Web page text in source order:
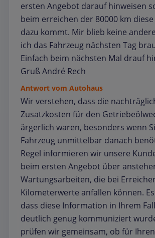
ersten Angebot darauf hinweisen
beim erreichen der 80000 km
dazu kommt. Mir blieb keine
ich das Fahrzeug nächsten Tag
Einfach beim nächsten Mal drauf
Gruß André Rech
Antwort vom Autohaus
Wir verstehen, dass die
Zusatzkosten für den
ärgerlich waren, besonders wenn
Fahrzeug unmittelbar danach
Regel informieren wir unsere
beim ersten Angebot über
Wartungsarbeiten, die bei
Kilometerwerte anfallen können.
dass diese Information in Ihrem
deutlich genug kommuniziert
prüfen wir gemeinsam, ob für